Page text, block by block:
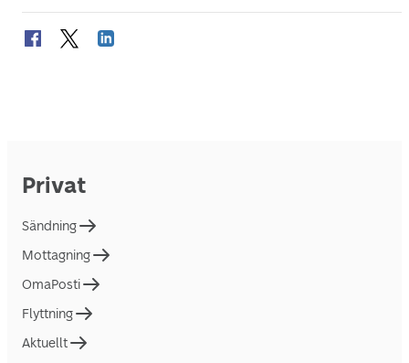
Privat
Sändning
Mottagning
OmaPosti
Flyttning
Aktuellt